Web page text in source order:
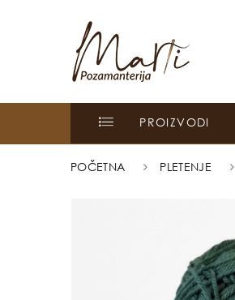
PROIZVODI
POČETNA PLETENJE